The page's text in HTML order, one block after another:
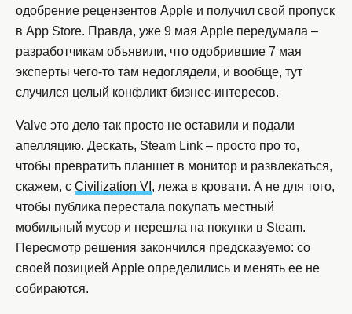
одобрение рецензентов Apple и получил свой пропуск
в App Store. Правда, уже 9 мая Apple передумала –
разработчикам объявили, что одобрившие 7 мая
эксперты чего-то там недоглядели, и вообще, тут
случился целый конфликт бизнес-интересов.
Valve это дело так просто не оставили и подали
апелляцию. Дескать, Steam Link – просто про то,
чтобы превратить планшет в монитор и развлекаться,
скажем, с Civilization VI , лежа в кровати. А не для того,
чтобы публика перестала покупать местный
мобильный мусор и перешла на покупки в Steam.
Пересмотр решения закончился предсказуемо: со
своей позицией Apple определились и менять ее не
собираются.